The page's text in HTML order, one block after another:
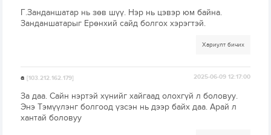
Г.Занданшатар нь зөв шүү. Нэр нь цэвэр юм байна.
Занданшатарыг Ерөнхий сайд болгох хэрэгтэй.
Хариулт бичих
а[103.212.162.179] 2025-06-09 12:17:00
За даа. Сайн нэртэй хүнийг хайгаад олохгүй л боловуу.
Энэ Тэмүүлэнг болгоод үзсэн нь дээр байх даа. Арай л
хантай боловуу